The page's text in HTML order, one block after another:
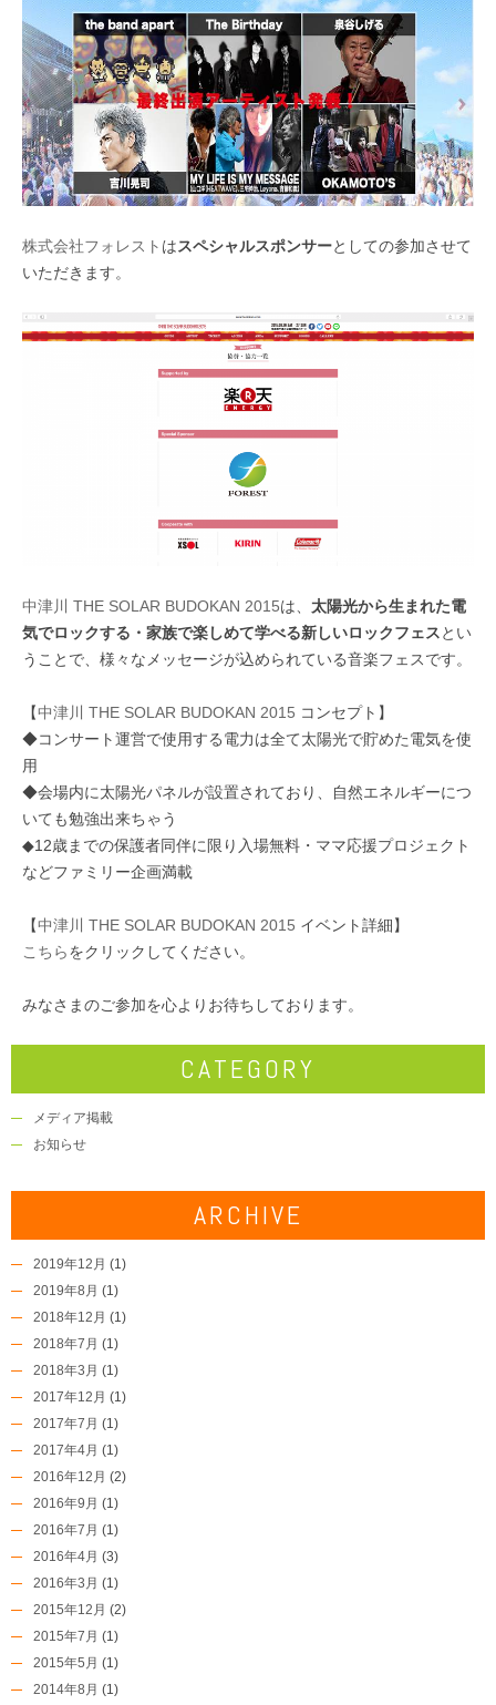
株式会社フォレスト はスペシャルスポンサーとしての参加させて
いただきます。
中津川 THE SOLAR BUDOKAN 2015は、 太陽光から生まれた電
気でロックする・家族で楽しめて学べる新しいロックフェスとい
うことで、様々なメッセージが込められている音楽フェスです。
【中津川 THE SOLAR BUDOKAN 2015 コンセプト】
◆コンサート運営で使用する電力は全て太陽光で貯めた電気を使
用
◆会場内に太陽光パネルが設置されており、自然エネルギーにつ
いても勉強出来ちゃう
◆12歳までの保護者同伴に限り入場無料・ママ応援プロジェクト
などファミリー企画満載
【中津川 THE SOLAR BUDOKAN 2015 イベント詳細】
こちらをクリックしてください。
みなさまのご参加を心よりお待ちしております。
CATEGORY
メディア掲載
お知らせ
ARCHIVE
2019年12月 (1)
2019年8月 (1)
2018年12月 (1)
2018年7月 (1)
2018年3月 (1)
2017年12月 (1)
2017年7月 (1)
2017年4月 (1)
2016年12月 (2)
2016年9月 (1)
2016年7月 (1)
2016年4月 (3)
2016年3月 (1)
2015年12月 (2)
2015年7月 (1)
2015年5月 (1)
2014年8月 (1)